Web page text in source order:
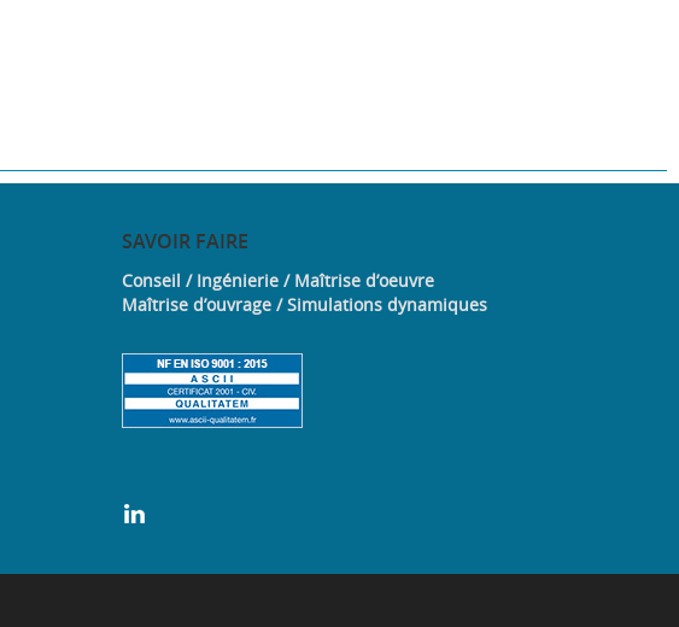
SAVOIR FAIRE
Conseil / Ingénierie / Maîtrise d’oeuvre
Maîtrise d’ouvrage / Simulations dynamiques